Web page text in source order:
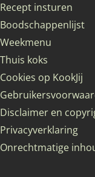
Recept insturen
Boodschappenlijst
Weekmenu
Thuis koks
Cookies op KookJij
Disclaimer en
Privacyverklaring
Onrechtmatige